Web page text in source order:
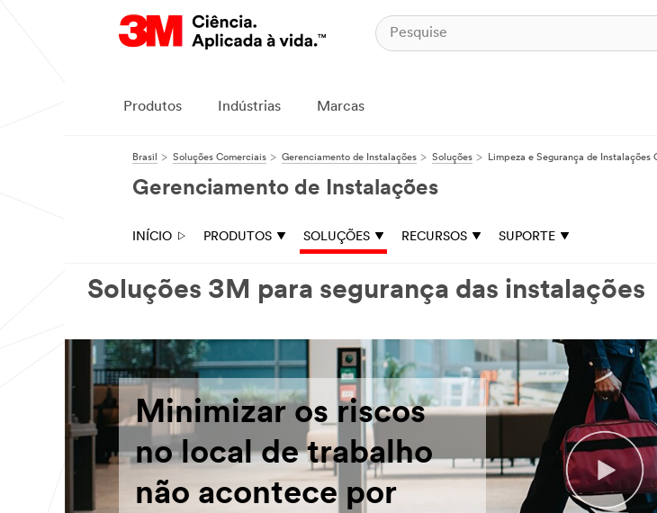
Produtos Indústrias Marcas
Brasil Soluções Comerciais Gerenciamento de Instalações Soluções Limpeza e Segurança de Instalações
Gerenciamento de Instalações
INÍCIO PRODUTOS SOLUÇÕES RECURSOS SUPORTE
Soluções 3M para segurança das instalações
Minimizar os riscos
no local de trabalho
não acontece por